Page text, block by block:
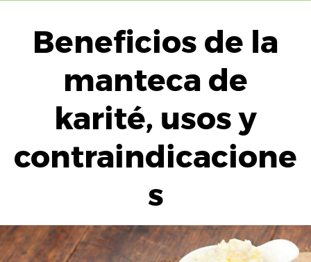
Beneficios de la
manteca de
karité, usos y
contraindicacione
s